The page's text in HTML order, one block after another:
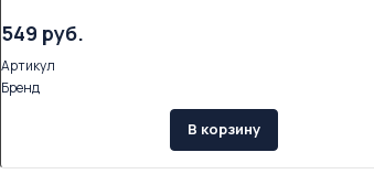
549 руб.
Артикул
Бренд
В корзину